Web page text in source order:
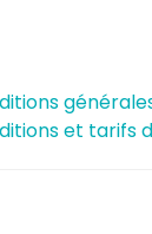
et tarifs